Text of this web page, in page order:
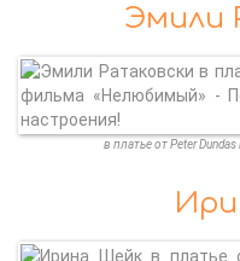
Эмили
в платье от Peter